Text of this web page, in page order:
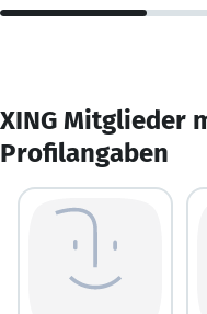
XING Mitglieder
Profilangaben